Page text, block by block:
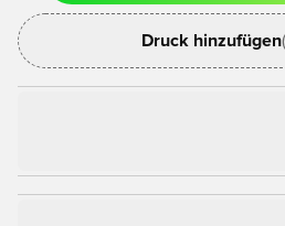
Druck hinzufügen